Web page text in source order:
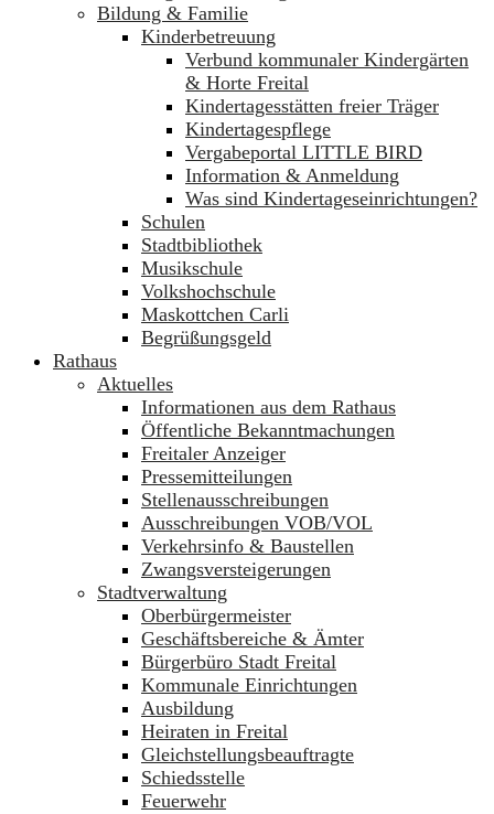
Bildung & Familie
Kinderbetreuung
Verbund kommunaler Kindergärten
& Horte Freital
Kindertagesstätten freier Träger
Kindertagespflege
Vergabeportal LITTLE BIRD
Information & Anmeldung
Was sind Kindertageseinrichtungen?
Schulen
Stadtbibliothek
Musikschule
Volkshochschule
Maskottchen Carli
Begrüßungsgeld
Rathaus
Aktuelles
Informationen aus dem Rathaus
Öffentliche Bekanntmachungen
Freitaler Anzeiger
Pressemitteilungen
Stellenausschreibungen
Ausschreibungen VOB/VOL
Verkehrsinfo & Baustellen
Zwangsversteigerungen
Stadtverwaltung
Oberbürgermeister
Geschäftsbereiche & Ämter
Bürgerbüro Stadt Freital
Kommunale Einrichtungen
Ausbildung
Heiraten in Freital
Gleichstellungsbeauftragte
Schiedsstelle
Feuerwehr